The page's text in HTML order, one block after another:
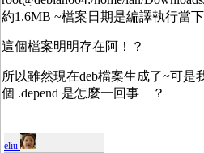
約1.6MB ~檔案日期是編譯執行當
這個檔案明明存在阿！？
所以雖然現在deb檔案生成了~可是
個 .depend 是怎麼一回事 ？
eliu